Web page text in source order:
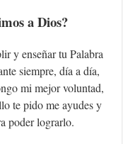
a Dios?
y enseñar tu Palabra
siempre, día a día,
mi mejor voluntad,
te pido me ayudes y
poder lograrlo.